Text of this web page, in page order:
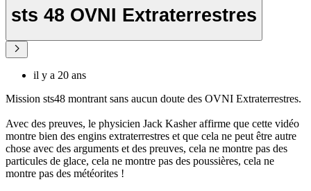
sts 48 OVNI Extraterrestres
il y a 20 ans
Mission sts48 montrant sans aucun doute des OVNI Extraterrestres.
Avec des preuves, le physicien Jack Kasher affirme que cette vidéo
montre bien des engins extraterrestres et que cela ne peut être autre
chose avec des arguments et des preuves, cela ne montre pas des
particules de glace, cela ne montre pas des poussières, cela ne
montre pas des météorites !